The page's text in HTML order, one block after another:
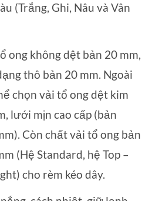
(Trắng, Ghi, Nâu và Vân
ong không dệt bản 20 mm,
thô bản 20 mm. Ngoài
chọn vải tổ ong dệt kim
lưới mịn cao cấp (bản
Còn chất vải tổ ong bản
(Hệ Standard, hệ Top –
cho rèm kéo dây.